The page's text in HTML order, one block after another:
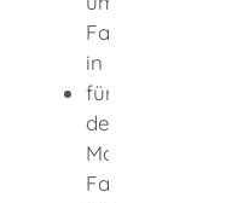
in einer
für Bewerber
der Klasse A
Monat in einer